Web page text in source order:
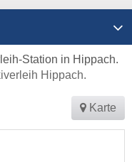
Station in Hippach.
Hippach.
Karte